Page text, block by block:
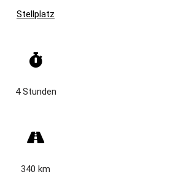
Stellplatz
4 Stunden
340 km